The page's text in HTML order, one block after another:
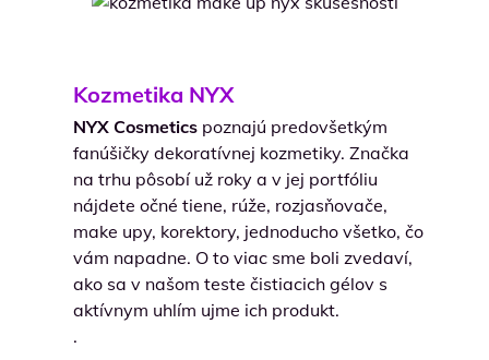
Kozmetika NYX
NYX Cosmeticspoznajú predovšetkým
fanúšičky dekoratívnej kozmetiky. Značka
na trhu pôsobí už roky a v jej portfóliu
nájdete očné tiene, rúže, rozjasňovače,
make upy, korektory, jednoducho všetko, čo
vám napadne. O to viac sme boli zvedaví,
ako sa v našom teste čistiacich gélov s
aktívnym uhlím ujme ich produkt.
.